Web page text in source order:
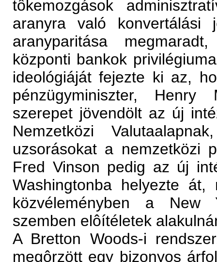
tôkemozgások
aranyra való
aranyparitása
központi bankok
ideológiáját fejezte ki az,
pénzügyminiszter, Henry
szerepet jövendölt az új
Nemzetközi
uzsorásokat a nemzetközi
Fred Vinson pedig az új
Washingtonba helyezte
közvéleményben a New
szemben elôítéletek
A Bretton Woods-i
megôrzött egy bizonyos